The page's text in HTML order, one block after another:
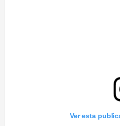
Ver esta